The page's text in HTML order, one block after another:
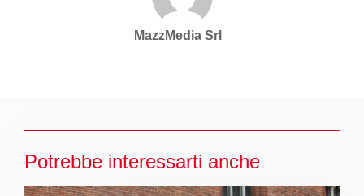
MazzMedia Srl
Potrebbe interessarti anche